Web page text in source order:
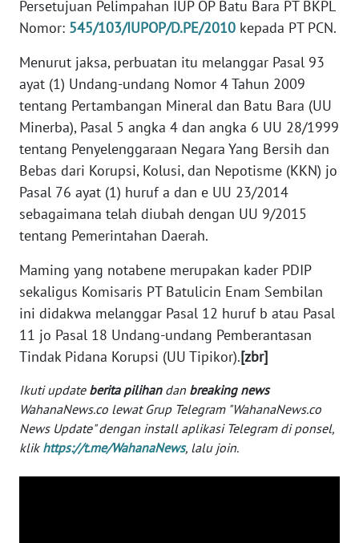
Persetujuan Pelimpahan IUP OP Batu Bara PT BKPL
Nomor: 545/103/IUPOP/D.PE/2010 kepada PT PCN.
Menurut jaksa, perbuatan itu melanggar Pasal 93
ayat (1) Undang-undang Nomor 4 Tahun 2009
tentang Pertambangan Mineral dan Batu Bara (UU
Minerba), Pasal 5 angka 4 dan angka 6 UU 28/1999
tentang Penyelenggaraan Negara Yang Bersih dan
Bebas dari Korupsi, Kolusi, dan Nepotisme (KKN) jo
Pasal 76 ayat (1) huruf a dan e UU 23/2014
sebagaimana telah diubah dengan UU 9/2015
tentang Pemerintahan Daerah.
Maming yang notabene merupakan kader PDIP
sekaligus Komisaris PT Batulicin Enam Sembilan
ini didakwa melanggar Pasal 12 huruf b atau Pasal
11 jo Pasal 18 Undang-undang Pemberantasan
Tindak Pidana Korupsi (UU Tipikor).[zbr]
Ikuti update berita pilihandan breaking news
WahanaNews.co lewat Grup Telegram "WahanaNews.co
News Update" dengan install aplikasi Telegram di ponsel,
klik https://t.me/WahanaNews, lalu join.
WN
PAPUA
PAPUA
BARAT
WN
RIAU
WN
SERAMBI
WN
JAMBI
WN
SULTRA
WN
NTB
WN